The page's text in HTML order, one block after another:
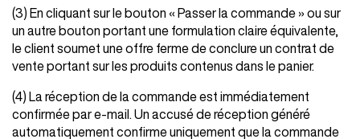
(3) En cliquant sur le bouton « Passer la commande » ou sur
un autre bouton portant une formulation claire équivalente,
le client soumet une offre ferme de conclure un contrat de
vente portant sur les produits contenus dans le panier.
(4) La réception de la commande est immédiatement
confirmée par e-mail. Un accusé de réception généré
automatiquement confirme uniquement que la commande